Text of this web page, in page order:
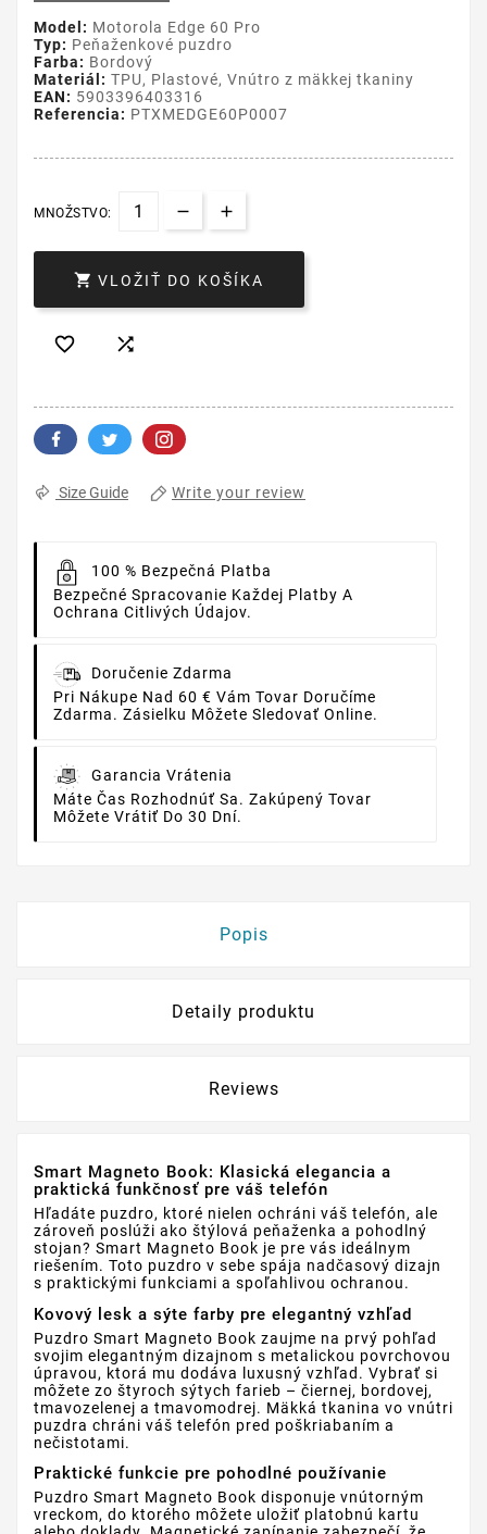
Model: Motorola Edge 60 Pro
Typ: Peňaženkové puzdro
Farba: Bordový
Materiál: TPU, Plastové, Vnútro z mäkkej tkaniny
EAN: 5903396403316
Referencia: PTXMEDGE60P0007
MNOŽSTVO:
 VLOŽIŤ DO KOŠÍKA
 
Size Guide Write your review
100 % Bezpečná Platba
Bezpečné Spracovanie Každej Platby A
Ochrana Citlivých Údajov.
Doručenie Zdarma
Pri Nákupe Nad 60 € Vám Tovar Doručíme
Zdarma. Zásielku Môžete Sledovať Online.
Garancia Vrátenia
Máte Čas Rozhodnúť Sa. Zakúpený Tovar
Môžete Vrátiť Do 30 Dní.
Popis
Detaily produktu
Reviews
Smart Magneto Book: Klasická elegancia a
praktická funkčnosť pre váš telefón
Hľadáte puzdro, ktoré nielen ochráni váš telefón, ale
zároveň poslúži ako štýlová peňaženka a pohodlný
stojan? Smart Magneto Book je pre vás ideálnym
riešením. Toto puzdro v sebe spája nadčasový dizajn
s praktickými funkciami a spoľahlivou ochranou.
Kovový lesk a sýte farby pre elegantný vzhľad
Puzdro Smart Magneto Book zaujme na prvý pohľad
svojim elegantným dizajnom s metalickou povrchovou
úpravou, ktorá mu dodáva luxusný vzhľad. Vybrať si
môžete zo štyroch sýtych farieb – čiernej, bordovej,
tmavozelenej a tmavomodrej. Mäkká tkanina vo vnútri
puzdra chráni váš telefón pred poškriabaním a
nečistotami.
Praktické funkcie pre pohodlné používanie
Puzdro Smart Magneto Book disponuje vnútorným
vreckom, do ktorého môžete uložiť platobnú kartu